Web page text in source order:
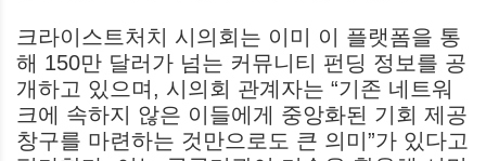
크라이스트처치 시의회는 이미 이 플랫폼을 통
해 150만 달러가 넘는 커뮤니티 펀딩 정보를 공
개하고 있으며, 시의회 관계자는 “기존 네트워
크에 속하지 않은 이들에게 중앙화된 기회 제공
창구를 마련하는 것만으로도 큰 의미”가 있다고